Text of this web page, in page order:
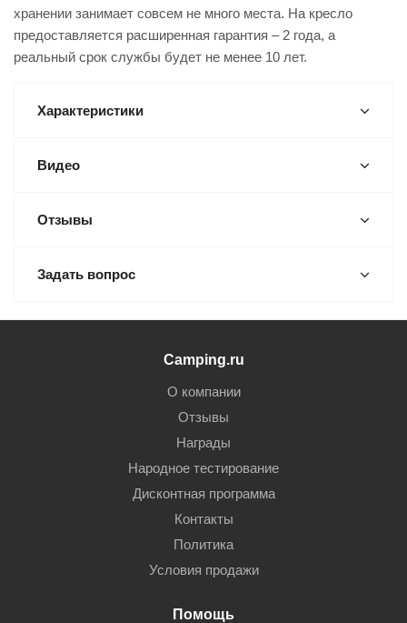
хранении занимает совсем не много места. На кресло
предоставляется расширенная гарантия – 2 года, а
реальный срок службы будет не менее 10 лет.
Характеристики
Видео
Отзывы
Задать вопрос
Camping.ru
О компании
Отзывы
Награды
Народное тестирование
Дисконтная программа
Контакты
Политика
Условия продажи
Помощь